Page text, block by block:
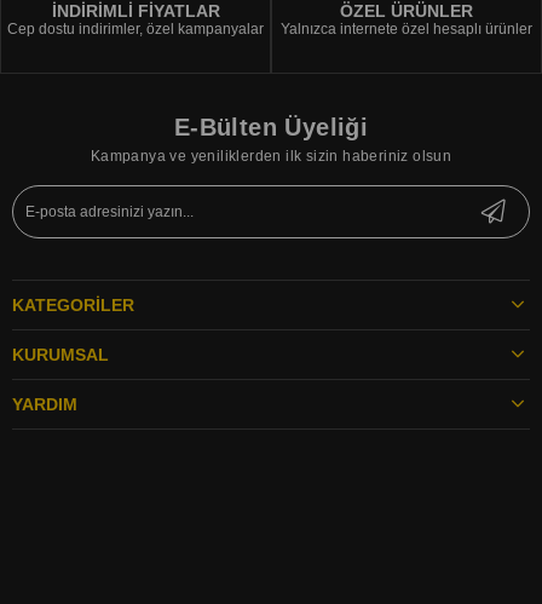
İNDİRİMLİ FİYATLAR
Cep dostu indirimler, özel kampanyalar
ÖZEL ÜRÜNLER
Yalnızca internete özel hesaplı ürünler
E-Bülten Üyeliği
Kampanya ve yeniliklerden ilk sizin haberiniz olsun
KATEGORILER
KURUMSAL
YARDIM